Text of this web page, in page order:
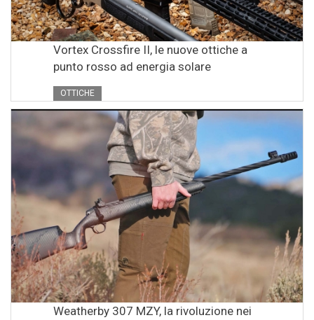
Vortex Crossfire II, le nuove ottiche a
punto rosso ad energia solare
OTTICHE
Weatherby 307 MZY, la rivoluzione nei